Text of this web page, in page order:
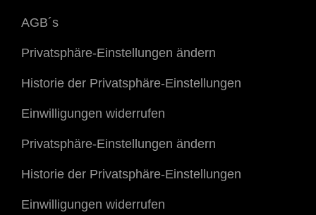
AGB´s
Privatsphäre-Einstellungen ändern
Historie der Privatsphäre-Einstellungen
Einwilligungen widerrufen
Privatsphäre-Einstellungen ändern
Historie der Privatsphäre-Einstellungen
Einwilligungen widerrufen